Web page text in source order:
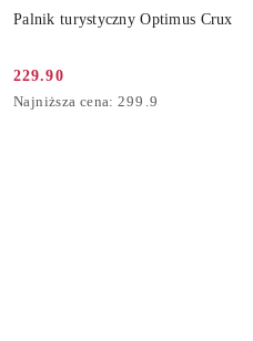
Palnik turystyczny Optimus Crux
Cena
promocyjna:
229.90
Najniższa
Najniższa cena: 299.9